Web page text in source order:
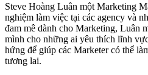
Steve Hoàng Luân một Marketing
nghiệm làm việc tại các agency và
đam mê dành cho Marketing, Luân
mình cho những ai yêu thích lĩnh
hứng để giúp các Marketer có thể
tương lai.